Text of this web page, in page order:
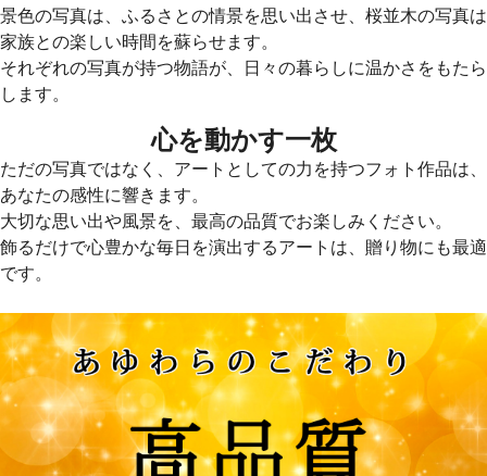
景色の写真は、ふるさとの情景を思い出させ、桜並木の写真は
家族との楽しい時間を蘇らせます。
それぞれの写真が持つ物語が、日々の暮らしに温かさをもたら
します。
心を動かす一枚
ただの写真ではなく、アートとしての力を持つフォト作品は、
あなたの感性に響きます。
大切な思い出や風景を、最高の品質でお楽しみください。
飾るだけで心豊かな毎日を演出するアートは、贈り物にも最適
です。